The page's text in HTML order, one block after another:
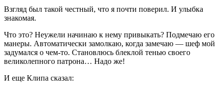
Взгляд был такой честный, что я почти поверил. И улыбка
знакомая.
Что это? Неужели начинаю к нему привыкать? Подмечаю его
манеры. Автоматически замолкаю, когда замечаю — шеф мой
задумался о чем-то. Становлюсь блеклой тенью своего
великолепного патрона… Надо же!
И еще Клипа сказал: